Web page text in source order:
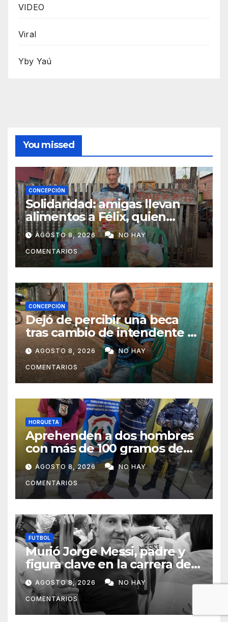
VIDEO
Viral
Yby Yaú
You missed
CONCEPCIÓN
Solidaridad: amigas llevan
alimentos a Félix, quien
ahora vende caramelos para
subsistir
AGOSTO 8, 2026 NO HAY
COMENTARIOS
CONCEPCIÓN
Dejó de percibir una beca
tras cambio de intendente y
ahora vende caramelos para
subsistir
AGOSTO 8, 2026 NO HAY
COMENTARIOS
HORQUETA
Aprehenden a dos hombres
con más de 100 gramos de
supuesta marihuana en
Horqueta
AGOSTO 8, 2026 NO HAY
COMENTARIOS
FUTBOL
Murió Jorge Messi, padre y
figura clave en la carrera de
Lionel Messi
AGOSTO 8, 2026 NO HAY
COMENTARIOS